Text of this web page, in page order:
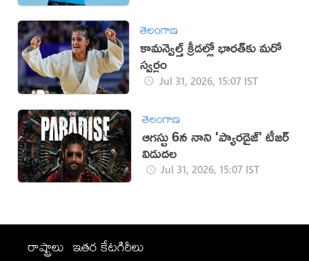
తెలంగాణ
కామన్వెల్త్ క్రీడల్లో భారత్‌కు మరో
స్వర్ణం
Jul 31, 2026, 15:07 IST
తెలంగాణ
ఆగస్టు 6న నాని 'ప్యారడైజ్' టీజర్
విడుదల
Jul 31, 2026, 15:07 IST
రాష్ట్రాలు ఇతర కేటగిరీలు